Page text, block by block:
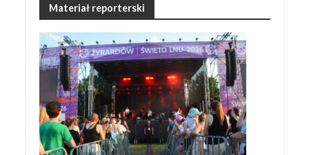
Materiał reporterski